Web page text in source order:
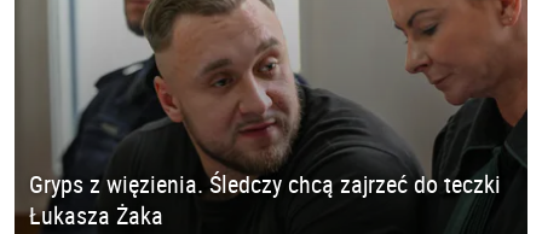
Gryps z więzienia. Śledczy chcą zajrzeć do teczki
Łukasza Żaka